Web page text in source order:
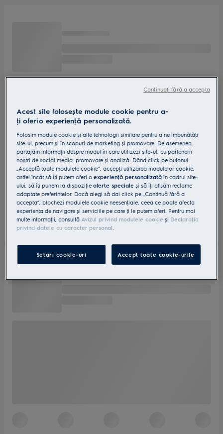
Acest site folosește module cookie pentru a-
ţi oferi o experienţă personalizată.
Folosim module cookie și alte tehnologii similare pentru a ne îmbunătăţi
site-ul, precum și în scopuri de marketing și promovare. De asemenea,
partajăm informaţii despre modul în care utilizezi site-ul, cu partenerii
noștri de social media, promovare și analiză. Dând click pe butonul
„Acceptă toate modulele cookie”, accepţi utilizarea modulelor cookie,
astfel încât să îţi putem oferi oexperienţă personalizată în cadrul site-
ului, să îţi punem la dispoziţieoferte speciale și să îţi afișăm reclame
adaptate preferinţelor. Dacă alegi să dai click pe „Continuă fără a
accepta”, blochezi modulele cookie neesenţiale, ceea ce poate afecta
experienţa de navigare și serviciile pe care ţi le putem oferi. Pentru mai
multe informaţii, consultăAvizul privind modulele cookie și Declaraţia
privind datele cu caracter personal.
Setări cookie-uri Accept toate cookie-urile
Continuați fără a accepta